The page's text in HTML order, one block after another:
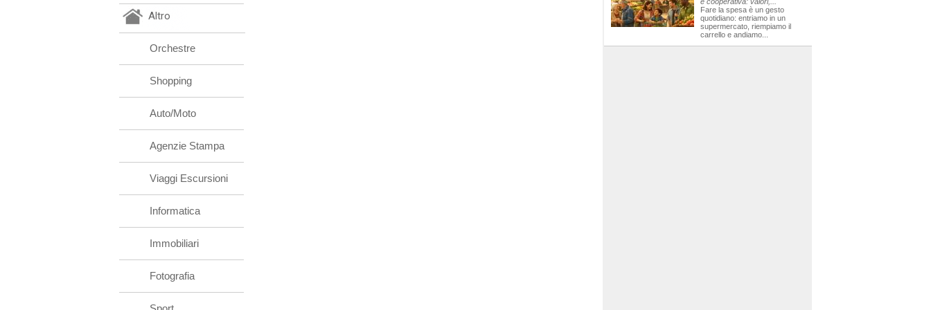
Altro
Orchestre
Shopping
Auto/Moto
Agenzie Stampa
Viaggi Escursioni
Informatica
Immobiliari
Fotografia
Fare la spesa è un gesto
quotidiano: entriamo in un
supermercato, riempiamo il
carrello e andiamo...